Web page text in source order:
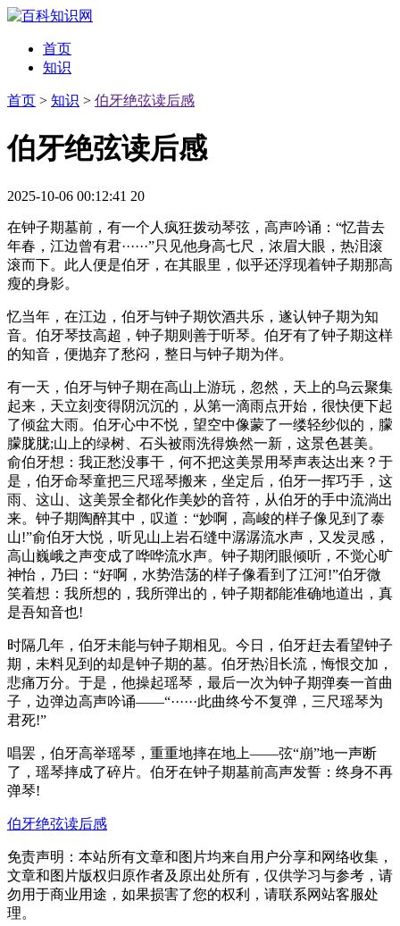
首页
知识
首页 > 知识 > 伯牙绝弦读后感
伯牙绝弦读后感
2025-10-06 00:12:41 20
在钟子期墓前，有一个人疯狂拨动琴弦，高声吟诵：“忆昔去
年春，江边曾有君······”只见他身高七尺，浓眉大眼，热泪滚
滚而下。此人便是伯牙，在其眼里，似乎还浮现着钟子期那高
瘦的身影。
忆当年，在江边，伯牙与钟子期饮酒共乐，遂认钟子期为知
音。伯牙琴技高超，钟子期则善于听琴。伯牙有了钟子期这样
的知音，便抛弃了愁闷，整日与钟子期为伴。
有一天，伯牙与钟子期在高山上游玩，忽然，天上的乌云聚集
起来，天立刻变得阴沉沉的，从第一滴雨点开始，很快便下起
了倾盆大雨。伯牙心中不悦，望空中像蒙了一缕轻纱似的，朦
朦胧胧;山上的绿树、石头被雨洗得焕然一新，这景色甚美。
俞伯牙想：我正愁没事干，何不把这美景用琴声表达出来？于
是，伯牙命琴童把三尺瑶琴搬来，坐定后，伯牙一挥巧手，这
雨、这山、这美景全都化作美妙的音符，从伯牙的手中流淌出
来。钟子期陶醉其中，叹道：“妙啊，高峻的样子像见到了泰
山!”俞伯牙大悦，听见山上岩石缝中潺潺流水声，又发灵感，
高山巍峨之声变成了哗哗流水声。钟子期闭眼倾听，不觉心旷
神怡，乃曰：“好啊，水势浩荡的样子像看到了江河!”伯牙微
笑着想：我所想的，我所弹出的，钟子期都能准确地道出，真
是吾知音也!
时隔几年，伯牙未能与钟子期相见。今日，伯牙赶去看望钟子
期，未料见到的却是钟子期的墓。伯牙热泪长流，悔恨交加，
悲痛万分。于是，他操起瑶琴，最后一次为钟子期弹奏一首曲
子，边弹边高声吟诵——“······此曲终兮不复弹，三尺瑶琴为
君死!”
唱罢，伯牙高举瑶琴，重重地摔在地上——弦“崩”地一声断
了，瑶琴摔成了碎片。伯牙在钟子期墓前高声发誓：终身不再
弹琴!
伯牙绝弦读后感
免责声明：本站所有文章和图片均来自用户分享和网络收集，
文章和图片版权归原作者及原出处所有，仅供学习与参考，请
勿用于商业用途，如果损害了您的权利，请联系网站客服处
理。